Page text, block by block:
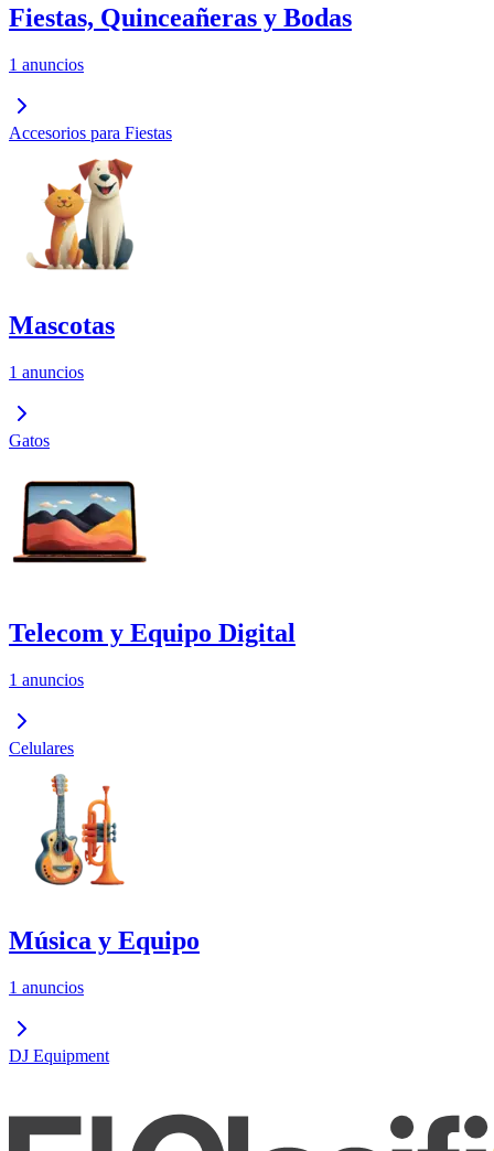
Fiestas, Quinceañeras y Bodas
1 anuncios
Accesorios para Fiestas
Mascotas
1 anuncios
Gatos
Telecom y Equipo Digital
1 anuncios
Celulares
Música y Equipo
1 anuncios
DJ Equipment